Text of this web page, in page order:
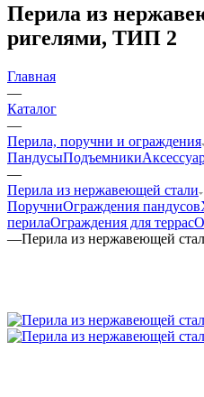
Перила из
ригелями, ТИП 2
Главная
—
Каталог
—
Перила, поручни и ограждения
ПандусыПодъемники
—
Перила из нержавеющей стали
ПоручниОграждения пандусов
перилаОграждения для террас
—Перила из нержавеющей